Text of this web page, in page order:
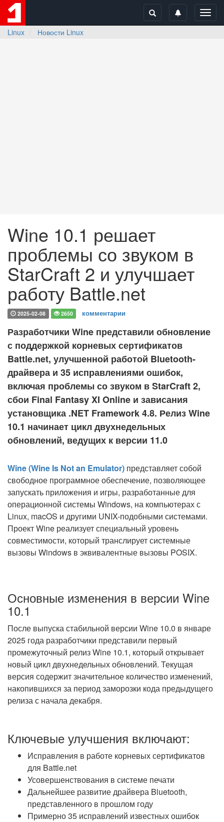
Linux
Новости Linux
Wine 10.1 решает
проблемы со звуком в
StarCraft 2 и улучшает
работу Battle.net
2025-02-08 2650 комментарии
Разработчики Wine представили обновление
с поддержкой корневых сертификатов
Battle.net, улучшенной работой Bluetooth-
драйвера и 35 исправлениями ошибок,
включая проблемы со звуком в StarCraft 2,
сбои Final Fantasy XI Online и зависания
установщика .NET Framework 4.8. Релиз Wine
10.1 начинает цикл двухнедельных
обновлений, ведущих к версии 11.0
Wine (Wine Is Not an Emulator) представляет собой
свободное программное обеспечение, позволяющее
запускать приложения и игры, разработанные для
операционной системы Windows, на компьютерах с
Linux, macOS и другими UNIX-подобными системами.
Проект Wine реализует специальный уровень
совместимости, который транслирует системные
вызовы Windows в эквивалентные вызовы POSIX.
Основные изменения в версии Wine
10.1
После выпуска стабильной версии Wine 10.0 в январе
2025 года разработчики представили первый
промежуточный релиз Wine 10.1, который открывает
новый цикл двухнедельных обновлений. Текущая
версия содержит значительное количество изменений,
накопившихся за период заморозки кода предыдущего
релиза с начала декабря.
Ключевые улучшения включают:
Исправления в работе корневых сертификатов
для Battle.net
Усовершенствования в системе печати
Дальнейшее развитие драйвера Bluetooth,
представленного в прошлом году
Примерно 35 исправлений известных ошибок